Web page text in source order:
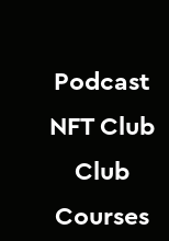
Podcast
NFT Club
Club
Courses